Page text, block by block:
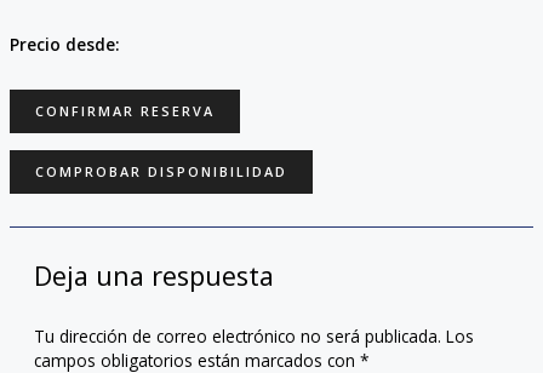
Precio desde:
Deja una respuesta
Tu dirección de correo electrónico no será publicada. Los
campos obligatorios están marcados con *